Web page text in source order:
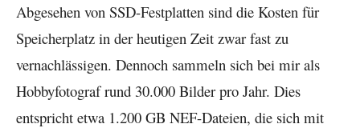
Abgesehen von SSD-Festplatten sind die Kosten für
Speicherplatz in der heutigen Zeit zwar fast zu
vernachlässigen. Dennoch sammeln sich bei mir als
Hobbyfotograf rund 30.000 Bilder pro Jahr. Dies
entspricht etwa 1.200 GB NEF-Dateien, die sich mit